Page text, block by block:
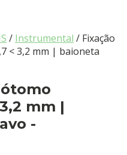
/ Instrumental / Fixação
< 3,2 mm | baioneta
mm |
-